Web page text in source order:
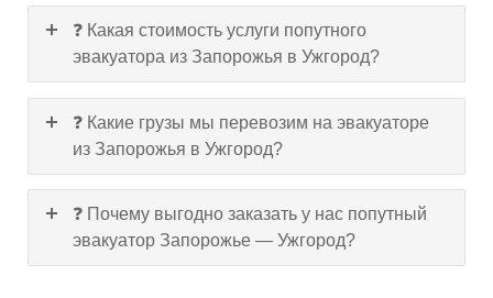
❓ Какая стоимость услуги попутного
эвакуатора из Запорожья в Ужгород?
❓ Какие грузы мы перевозим на эвакуаторе
из Запорожья в Ужгород?
❓ Почему выгодно заказать у нас попутный
эвакуатор Запорожье — Ужгород?